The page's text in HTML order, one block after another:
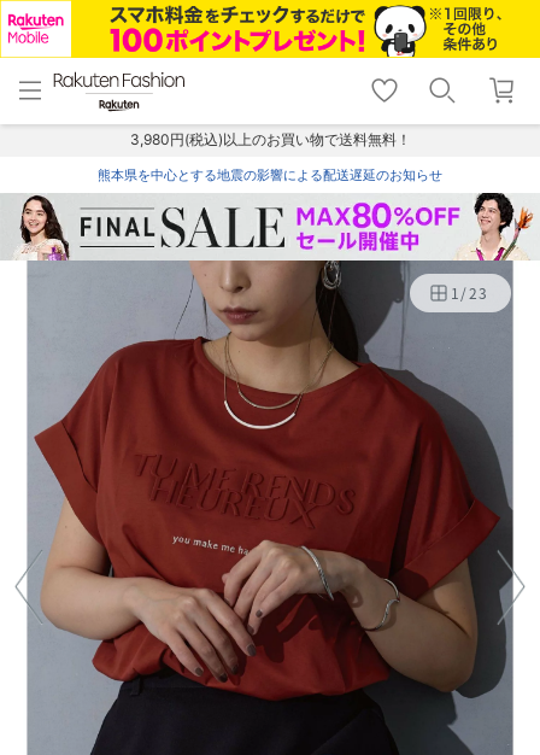
menu home
トップ
shopping_cart lock_outline
ログイン
3,980円(税込)以上のお買い物で送料無料！
熊本県を中心とする地震の影響による配送遅延のお知らせ
1/23